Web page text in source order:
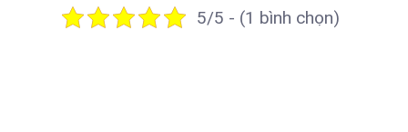
5/5 - (1 bình chọn)